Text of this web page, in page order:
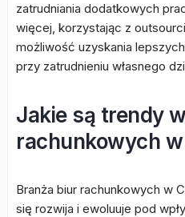
zatrudniania dodatkowych
więcej, korzystając z
możliwość uzyskania
przy zatrudnieniu własnego
Jakie są trendy
rachunkowych
Branża biur rachunkowych w
się rozwija i ewoluuje pod